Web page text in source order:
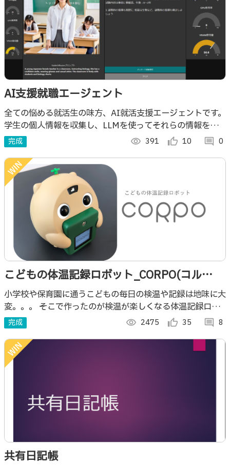
AI支援就職エージェント
全ての悩める就活生の味方、AI就活支援エージェントです。
学生の個人情報を収集し、LLMを使ってそれらの情報を分
析します。学生に最適な企業やキャリアパスを提案します。
意外な「天職」に出会えるかも？！
完成 visibility 391 thumb_up_alt 10 comment 0
こどもの体温記録ロボット_CORPO(コル
ポ)v2
小学校や保育園に通うこどもの毎日の検温や記録は地味に大
変。。。 そこで作ったのが検温が楽しくなる体温記録ロボ
ット。
完成 visibility 2475 thumb_up_alt 35 comment 8
共有日記帳